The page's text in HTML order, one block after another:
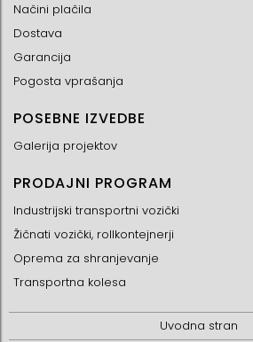
Načini plačila
Dostava
Garancija
Pogosta vprašanja
POSEBNE IZVEDBE
Galerija projektov
PRODAJNI PROGRAM
Industrijski transportni vozički
Žičnati vozički, rollkontejnerji
Oprema za shranjevanje
Transportna kolesa
Uvodna stran